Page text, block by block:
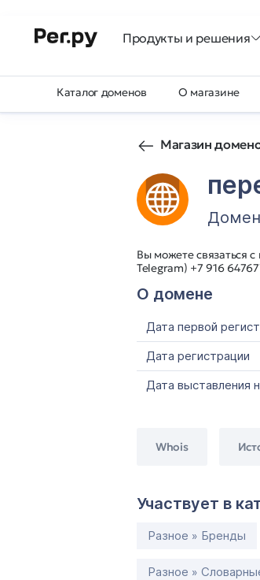
Продукты и решения
Каталог доменов О магазине
Магазин
Вы можете связаться
Telegram) +7 916
О домене
Дата первой
Дата регистрации
Дата выставления
Whois
Участвует в
Разное » Бренды
Разное »